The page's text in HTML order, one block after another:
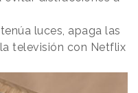
luces, apaga las
televisión con Netflix